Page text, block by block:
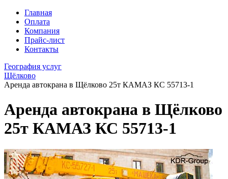
Главная
Оплата
Компания
Прайс-лист
Контакты
География услуг
Щёлково
Аренда автокрана в Щёлково 25т КАМАЗ КС 55713-1
Аренда автокрана в Щёлково
25т КАМАЗ КС 55713-1